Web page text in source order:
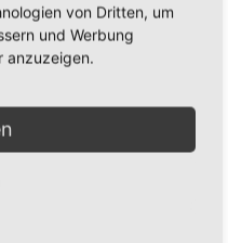
watch?
rechter-
von Dritten, um
und Werbung
anzuzeigen.